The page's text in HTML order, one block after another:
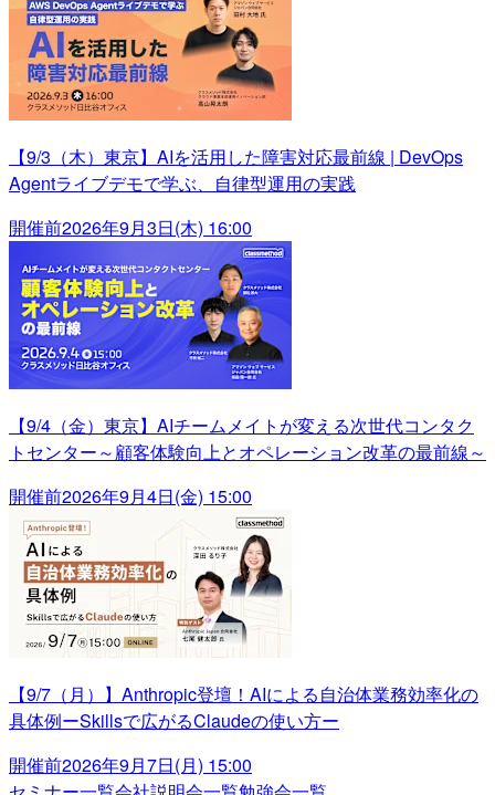
【9/3（木）東京】AIを活用した障害対応最前線 | DevOps
Agentライブデモで学ぶ、自律型運用の実践
開催前2026年9月3日(木) 16:00
【9/4（金）東京】AIチームメイトが変える次世代コンタク
トセンター～顧客体験向上とオペレーション改革の最前線～
開催前2026年9月4日(金) 15:00
【9/7（月）】Anthropic登壇！AIによる自治体業務効率化の
具体例ーSkillsで広がるClaudeの使い方ー
開催前2026年9月7日(月) 15:00